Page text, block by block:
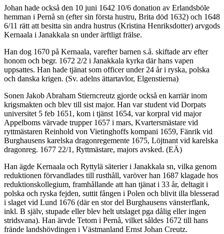
Johan hade också den 10 juni 1642 10/6 donation av Erlandsböle
hemman i Pernå sn (efter sin första hustru, Brita död 1632) och 1648
6/11 rätt att besitta sin andra hustrus (Kristina Henriksdotter) arvgods
Kernaala i Janakkala sn under ärftligt frälse.
Han dog 1670 på Kernaala, varefter barnen s.å. skiftade arv efter
honom och begr. 1672 2/2 i Janakkala kyrka där hans vapen
uppsattes. Han hade tjänat som officer under 24 år i ryska, polska
och danska krigen. (Sv. adelns ättartavlor, Elgenstierna)
Sonen Jakob Abraham Stierncreutz gjorde också en karriär inom
krigsmakten och blev till sist major. Han var student vid Dorpats
universitet 5 feb 1651, kom i tjänst 1654, var korpral vid major
Appelboms värvade trupper 1657 i mars, Kvartersmästare vid
ryttmästaren Reinhold von Vietinghoffs kompani 1659, Fänrik vid
Burghausens karelska dragonregemente 1675, Löjtnant vid karelska
dragonreg. 1677 22/1, Ryttmästare, majors avsked. (EÄ)
Han ägde Kernaala och Ryttylä säterier i Janakkala sn, vilka genom
reduktionen förvandlades till rusthåll, varöver han 1687 klagade hos
reduktionskollegium, framhållande att han tjänat i 33 år, deltagit i
polska och ryska fejden, suttit fången i Polen och blivit illa blesserad
i slaget vid Lund 1676 (där en stor del Burghausens vänsterflank,
inkl. B själv, stupade eller blev helt utslaget pga dålig eller ingen
stridsvana). Han ärvde Tetom i Pernå, vilket såldes 1672 till hans
frände landshövdingen i Västmanland Ernst Johan Creutz.